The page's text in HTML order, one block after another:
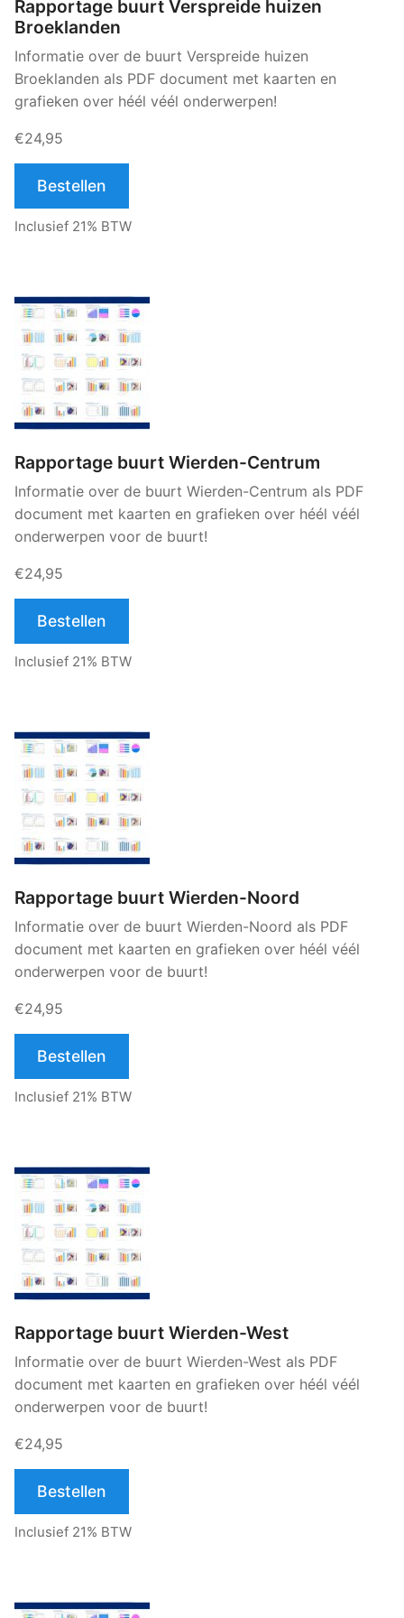
Rapportage buurt Verspreide huizen
Broeklanden
Informatie over de buurt Verspreide huizen
Broeklanden als PDF document met kaarten en
grafieken over héél véél onderwerpen!
€24,95
Bestellen
Inclusief 21% BTW
Rapportage buurt Wierden-Centrum
Informatie over de buurt Wierden-Centrum als PDF
document met kaarten en grafieken over héél véél
onderwerpen voor de buurt!
€24,95
Bestellen
Inclusief 21% BTW
Rapportage buurt Wierden-Noord
Informatie over de buurt Wierden-Noord als PDF
document met kaarten en grafieken over héél véél
onderwerpen voor de buurt!
€24,95
Bestellen
Inclusief 21% BTW
Rapportage buurt Wierden-West
Informatie over de buurt Wierden-West als PDF
document met kaarten en grafieken over héél véél
onderwerpen voor de buurt!
€24,95
Bestellen
Inclusief 21% BTW